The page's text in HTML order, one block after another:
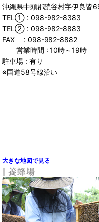
沖縄県中頭郡読谷村字伊良皆
TEL① : 098-982-8383
TEL② : 098-982-8883
FAX : 098-982-8882
営業時間 : 10時～19時
駐車場 : 有り
※国道58号線沿い
大きな地図で見る